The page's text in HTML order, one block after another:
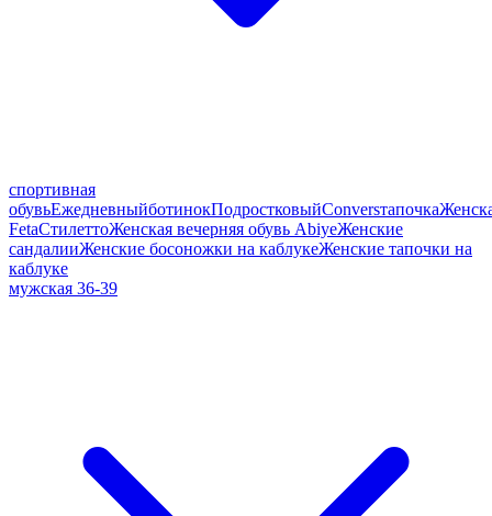
спортивная
обувьЕжедневныйботинокПодростковыйConversтапочка
FetaСтилеттоЖенская вечерняя обувь AbiyeЖенские
сандалииЖенские босоножки на каблукеЖенские тапочки на
каблуке
мужская 36-39